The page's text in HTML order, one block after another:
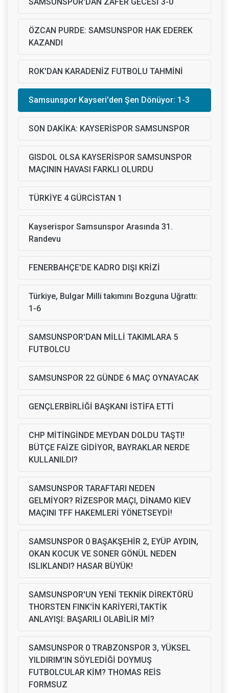
ÖZCAN PURDE: SAMSUNSPOR HAK EDEREK
KAZANDI
ROK'DAN KARADENİZ FUTBOLU TAHMİNİ
Samsunspor Kayseri'den Şen Dönüyor: 1-3
SON DAKİKA: KAYSERİSPOR SAMSUNSPOR
GISDOL OLSA KAYSERİSPOR SAMSUNSPOR
MAÇININ HAVASI FARKLI OLURDU
TÜRKİYE 4 GÜRCİSTAN 1
Kayserispor Samsunspor Arasında 31.
Randevu
FENERBAHÇE'DE KADRO DIŞI KRİZİ
Türkiye, Bulgar Milli takımını Bozguna Uğrattı:
1-6
SAMSUNSPOR'DAN MİLLİ TAKIMLARA 5
FUTBOLCU
SAMSUNSPOR 22 GÜNDE 6 MAÇ OYNAYACAK
GENÇLERBİRLİĞİ BAŞKANI İSTİFA ETTİ
CHP MİTİNGİNDE MEYDAN DOLDU TAŞTI!
BÜTÇE FAİZE GİDİYOR, BAYRAKLAR NERDE
KULLANILDI?
SAMSUNSPOR TARAFTARI NEDEN
GELMİYOR? RİZESPOR MAÇI, DİNAMO KIEV
MAÇINI TFF HAKEMLERİ YÖNETSEYDİ!
SAMSUNSPOR 0 BAŞAKŞEHİR 2, EYÜP AYDIN,
OKAN KOCUK VE SONER GÖNÜL NEDEN
ISLIKLANDI? HASAR BÜYÜK!
SAMSUNSPOR'UN YENİ TEKNİK DİREKTÖRÜ
THORSTEN FINK'İN KARİYERİ,TAKTİK
ANLAYIŞI: BAŞARILI OLABİLİR Mİ?
SAMSUNSPOR 0 TRABZONSPOR 3, YÜKSEL
YILDIRIM'IN SÖYLEDİĞİ DOYMUŞ
FUTBOLCULAR KİM? THOMAS REİS
FORMSUZ